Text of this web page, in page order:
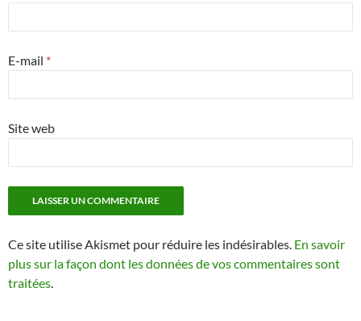
E-mail *
Site web
Ce site utilise Akismet pour réduire les indésirables. En savoir
plus sur la façon dont les données de vos commentaires sont
traitées.